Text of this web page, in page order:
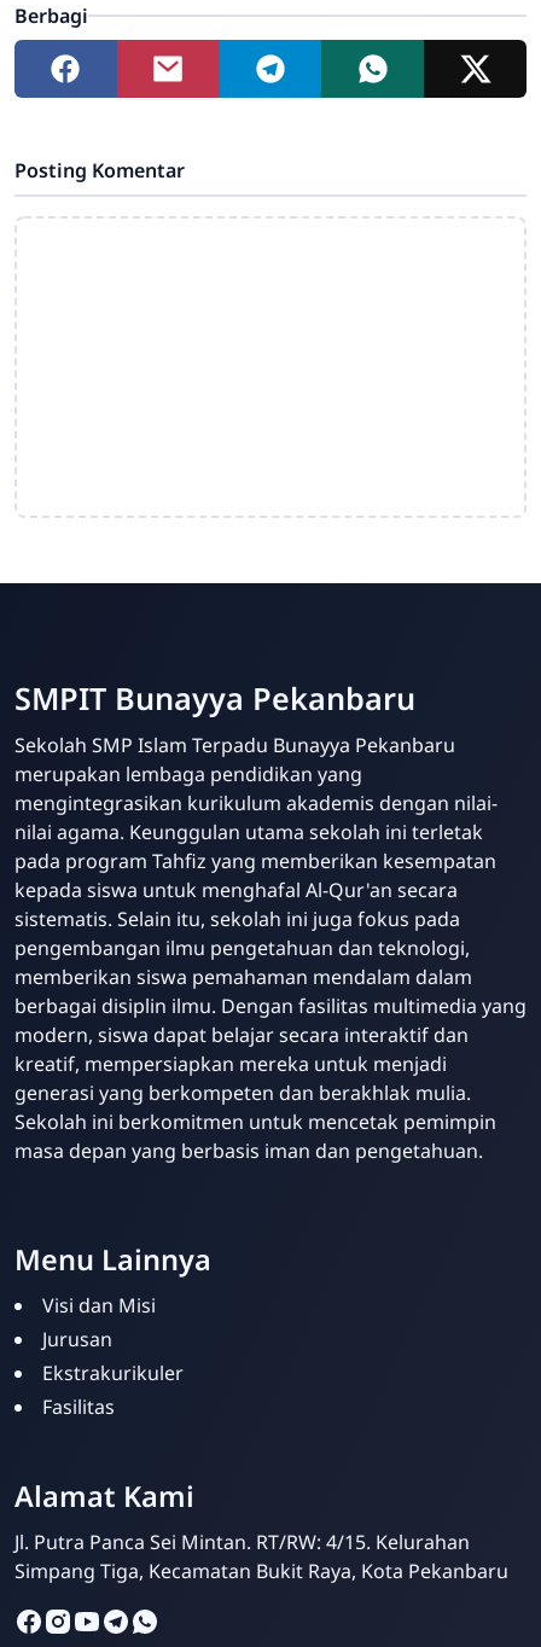
Berbagi
Posting Komentar
SMPIT Bunayya Pekanbaru
Sekolah SMP Islam Terpadu Bunayya Pekanbaru
merupakan lembaga pendidikan yang
mengintegrasikan kurikulum akademis dengan nilai-
nilai agama. Keunggulan utama sekolah ini terletak
pada program Tahfiz yang memberikan kesempatan
kepada siswa untuk menghafal Al-Qur'an secara
sistematis. Selain itu, sekolah ini juga fokus pada
pengembangan ilmu pengetahuan dan teknologi,
memberikan siswa pemahaman mendalam dalam
berbagai disiplin ilmu. Dengan fasilitas multimedia yang
modern, siswa dapat belajar secara interaktif dan
kreatif, mempersiapkan mereka untuk menjadi
generasi yang berkompeten dan berakhlak mulia.
Sekolah ini berkomitmen untuk mencetak pemimpin
masa depan yang berbasis iman dan pengetahuan.
Menu Lainnya
Visi dan Misi
Jurusan
Ekstrakurikuler
Fasilitas
Alamat Kami
Jl. Putra Panca Sei Mintan. RT/RW: 4/15. Kelurahan
Simpang Tiga, Kecamatan Bukit Raya, Kota Pekanbaru